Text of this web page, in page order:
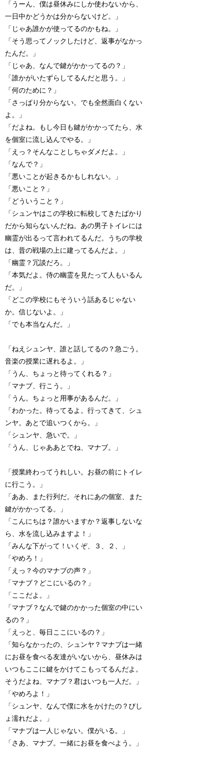
「うーん、僕は昼休みにしか使わないから、
一日中かどうかは分からないけど。」
「じゃあ誰かが使ってるのかもね。」
「そう思ってノックしたけど、返事がなかっ
たんだ。」
「じゃあ、なんで鍵がかかってるの？」
「誰かがいたずらしてるんだと思う。」
「何のために？」
「さっぱり分からない。でも全然面白くない
よ。」
「だよね。もし今日も鍵がかかってたら、水
を個室に流し込んでやる。」
「えっ？そんなことしちゃダメだよ。」
「なんで？」
「悪いことが起きるかもしれない。」
「悪いこと？」
「どういうこと？」
「シュンヤはこの学校に転校してきたばかり
だから知らないんだね。あの男子トイレには
幽霊が出るって言われてるんだ。うちの学校
は、昔の戦場の上に建ってるんだよ。」
「幽霊？冗談だろ。」
「本気だよ。侍の幽霊を見たって人もいるん
だ。」
「どこの学校にもそういう話あるじゃない
か。信じないよ。」
「でも本当なんだ。」
「ねえシュンヤ、誰と話してるの？急ごう。
音楽の授業に遅れるよ。」
「うん、ちょっと待ってくれる？」
「マナブ、行こう。」
「うん。ちょっと用事があるんだ。」
「わかった。待ってるよ。行ってきて、シュ
ンヤ。あとで追いつくから。」
「シュンヤ、急いで。」
「うん、じゃああとでね、マナブ。」
「授業終わってうれしい。お昼の前にトイレ
に行こう。」
「ああ、また行列だ。それにあの個室、また
鍵がかかってる。」
「こんにちは？誰かいますか？返事しないな
ら、水を流し込みますよ！」
「みんな下がって！いくぞ、３、２、」
「やめろ！」
「えっ？今のマナブの声？」
「マナブ？どこにいるの？」
「ここだよ。」
「マナブ？なんで鍵のかかった個室の中にい
るの？」
「えっと、毎日ここにいるの？」
「知らなかったの、シュンヤ？マナブは一緒
にお昼を食べる友達がいないから、昼休みは
いつもここに鍵をかけてこもってるんだよ。
そうだよね、マナブ？君はいつも一人だ。」
「やめろよ！」
「シュンヤ、なんで僕に水をかけたの？びし
ょ濡れだよ。」
「マナブは一人じゃない。僕がいる。」
「さあ、マナブ。一緒にお昼を食べよう。」